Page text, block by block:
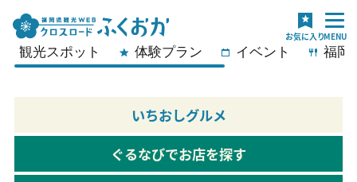
観光スポット 体験プラン イベント 福岡
いちおしグルメ
ぐるなびでお店を探す